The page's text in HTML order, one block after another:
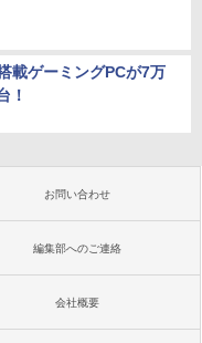
載ゲーミングPCが7万
！
お問い合わせ
編集部へのご連絡
会社概要